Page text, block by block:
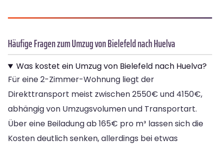
Häufige Fragen zum Umzug von Bielefeld nach Huelva
Was kostet ein Umzug von Bielefeld nach Huelva?
Für eine 2-Zimmer-Wohnung liegt der
Direkttransport meist zwischen 2550€ und 4150€,
abhängig von Umzugsvolumen und Transportart.
Über eine Beiladung ab 165€ pro m³ lassen sich die
Kosten deutlich senken, allerdings bei etwas